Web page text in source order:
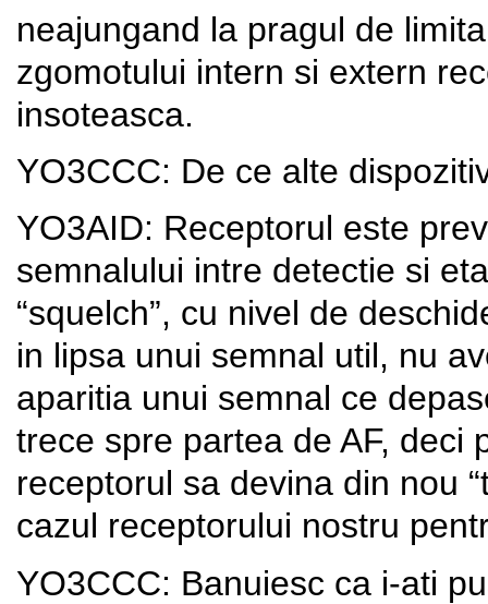
neajungand la pragul de
zgomotului intern si extern
insoteasca.
YO3CCC: De ce alte
YO3AID: Receptorul este
semnalului intre detectie si
“squelch”, cu nivel de
in lipsa unui semnal util, nu
aparitia unui semnal ce
trece spre partea de AF, deci
receptorul sa devina din nou
cazul receptorului nostru
YO3CCC: Banuiesc ca i-ati